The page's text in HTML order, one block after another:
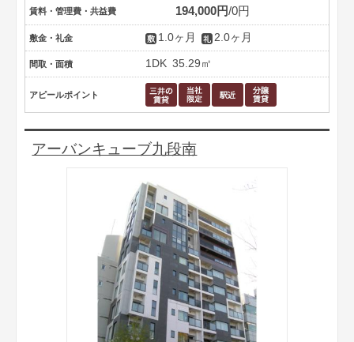
賃料・管理費・共益費 194,000円 0円
敷金・礼金 1.0ヶ月 2.0ヶ月
間取・面積 1DK 35.29㎡
アピールポイント
アーバンキューブ九段南